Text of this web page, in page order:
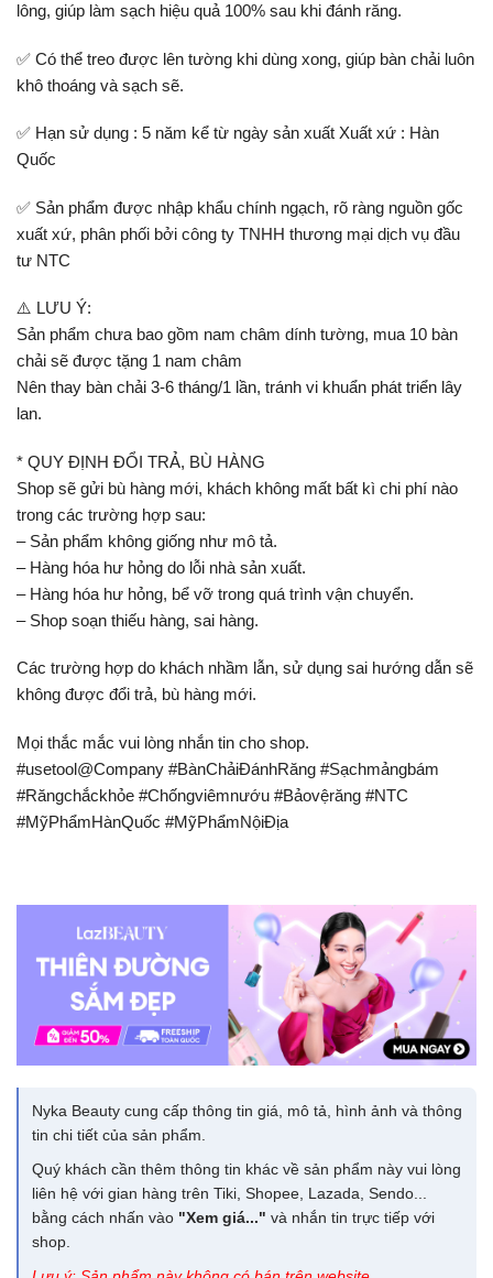
lông, giúp làm sạch hiệu quả 100% sau khi đánh răng.
✅ Có thể treo được lên tường khi dùng xong, giúp bàn chải luôn
khô thoáng và sạch sẽ.
✅ Hạn sử dụng : 5 năm kể từ ngày sản xuất Xuất xứ : Hàn
Quốc
✅ Sản phẩm được nhập khẩu chính ngạch, rõ ràng nguồn gốc
xuất xứ, phân phối bởi công ty TNHH thương mại dịch vụ đầu
tư NTC
⚠️ LƯU Ý:
Sản phẩm chưa bao gồm nam châm dính tường, mua 10 bàn
chải sẽ được tặng 1 nam châm
Nên thay bàn chải 3-6 tháng/1 lần, tránh vi khuẩn phát triển lây
lan.
* QUY ĐỊNH ĐỔI TRẢ, BÙ HÀNG
Shop sẽ gửi bù hàng mới, khách không mất bất kì chi phí nào
trong các trường hợp sau:
– Sản phẩm không giống như mô tả.
– Hàng hóa hư hỏng do lỗi nhà sản xuất.
– Hàng hóa hư hỏng, bể vỡ trong quá trình vận chuyển.
– Shop soạn thiếu hàng, sai hàng.
Các trường hợp do khách nhầm lẫn, sử dụng sai hướng dẫn sẽ
không được đổi trả, bù hàng mới.
Mọi thắc mắc vui lòng nhắn tin cho shop.
#usetool@Company #BànChảiĐánhRăng #Sạchmảngbám
#Răngchắckhỏe #Chốngviêmnướu #Bảovệrăng #NTC
#MỹPhẩmHànQuốc #MỹPhẩmNộiĐịa
Nyka Beauty cung cấp thông tin giá, mô tả, hình ảnh và thông
tin chi tiết của sản phẩm.
Quý khách cần thêm thông tin khác về sản phẩm này vui lòng
liên hệ với gian hàng trên Tiki, Shopee, Lazada, Sendo...
bằng cách nhấn vào "Xem giá..." và nhắn tin trực tiếp với
shop.